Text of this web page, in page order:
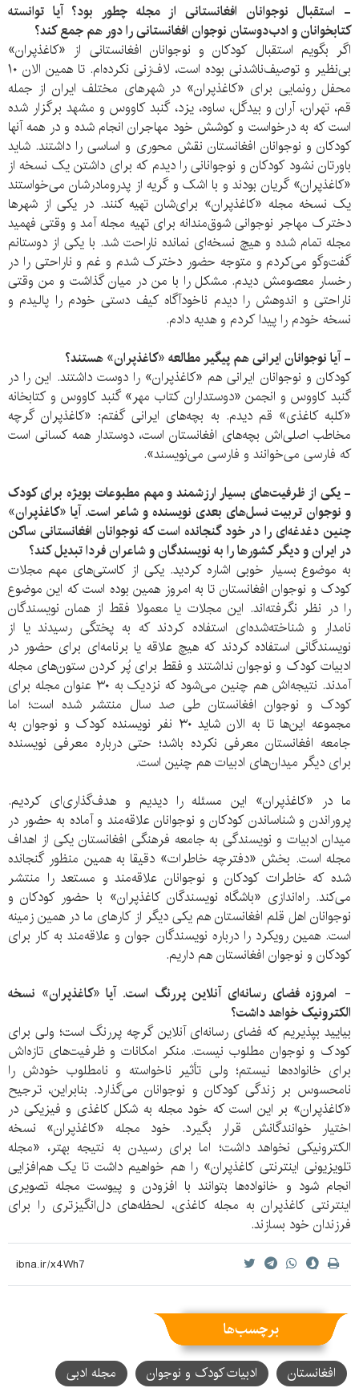
- استقبال نوجوانان افغانستانی از مجله چطور بود؟ آیا توانسته
کتابخوانان و ادب‌دوستان نوجوان افغانستانی را دور هم جمع کند؟
اگر بگویم استقبال کودکان و نوجوانان افغانستانی از «کاغذپران»
بی‌نظیر و توصیف‌ناشدنی بوده است، لاف‌زنی نکرده‌ام. تا همین الان ۱۰
محفل رونمایی برای «کاغذپران» در شهرهای مختلف ایران از جمله
قم، تهران، آران و بیدگل، ساوه، یزد، گنبد کاووس و مشهد برگزار شده
است که به درخواست و کوشش خود مهاجران انجام شده و در همه آنها
کودکان و نوجوانان افغانستان نقش محوری و اساسی را داشتند. شاید
باورتان نشود کودکان و نوجوانانی را دیدم که برای داشتن یک نسخه از
«کاغذپران» گریان بودند و با اشک و گریه از پدرومادرشان می‌خواستند
یک نسخه مجله «کاغذپران» برای‌شان تهیه کنند. در یکی از شهرها
دخترک مهاجر نوجوانی شوق‌مندانه برای تهیه مجله آمد و وقتی فهمید
مجله تمام شده و هیچ نسخه‌ای نمانده ناراحت شد. با یکی از دوستانم
گفت‌وگو می‌کردم و متوجه حضور دخترک شدم و غم و ناراحتی را در
رخسار معصومش دیدم. مشکل را با من در میان گذاشت و من وقتی
ناراحتی و اندوهش را دیدم ناخودآگاه کیف دستی‌ خودم را پالیدم و
نسخه خودم را پیدا کردم و هدیه دادم.
- آیا نوجوانان ایرانی هم پیگیر مطالعه «کاغذپران» هستند؟
کودکان و نوجوانان ایرانی هم «کاغذپران» را دوست داشتند. این را در
گنبد کاووس و انجمن «دوستداران کتاب مهر» گنبد کاووس و کتابخانه
«کلبه کاغذی» قم دیدم. به بچه‌های ایرانی گفتم: «کاغذپران گرچه
مخاطب اصلی‌اش بچه‌های افغانستان است، دوستدار همه کسانی است
که فارسی می‌خوانند و فارسی می‌نویسند».
- یکی از ظرفیت‌های بسیار ارزشمند و مهم مطبوعات بویژه برای کودک
و نوجوان تربیت نسل‌های بعدی نویسنده و شاعر است. آیا «کاغذپران»
چنین دغدغه‌ای را در خود گنجانده است که نوجوانان افغانستانی ساکن
در ایران و دیگر کشورها را به نویسندگان و شاعران فردا تبدیل کند؟
به موضوع بسیار خوبی اشاره کردید. یکی از کاستی‌های مهم مجلات
کودک و نوجوان افغانستان تا به امروز همین بوده است که این موضوع
را در نظر نگرفته‌اند. این مجلات یا معمولا فقط از همان نویسندگان
نامدار و شناخته‌شده‌ای استفاده کردند که به پختگی رسیدند یا از
نویسندگانی استفاده کردند که هیچ علاقه یا برنامه‌ای برای حضور در
ادبیات کودک و نوجوان نداشتند و فقط برای پُر کردن ستون‌های مجله
آمدند. نتیجه‌اش هم چنین می‌شود که نزدیک به ۳۰ عنوان مجله برای
کودک و نوجوان افغانستان طی صد سال منتشر شده است؛ اما
مجموعه این‌ها تا به الان شاید ۳۰ نفر نویسنده کودک و نوجوان به
جامعه افغانستان معرفی نکرده باشد؛ حتی درباره معرفی نویسنده
برای دیگر میدان‌های ادبیات هم چنین است.
ما در «کاغذپران» این مسئله را دیدیم و هدف‌گذاری‌ای کردیم.
پروراندن و شناساندن کودکان و نوجوانان علاقه‌مند و آماده به حضور در
میدان ادبیات و نویسندگی به جامعه فرهنگی افغانستان یکی از اهداف
مجله است. بخش «دفترچه خاطرات» دقیقا به همین منظور گنجانده
شده که خاطرات کودکان و نوجوانان علاقه‌مند و مستعد را منتشر
می‌کند. راه‌اندازی «باشگاه نویسندگان کاغذپران» با حضور کودکان و
نوجوانان اهل قلم افغانستان هم یکی دیگر از کارهای ما در همین زمینه
است. همین رویکرد را درباره نویسندگان جوان و علاقه‌مند به کار برای
کودکان و نوجوان افغانستان هم داریم.
- امروزه فضای رسانه‌ای آنلاین پررنگ است. آیا «کاغذپران» نسخه
الکترونیک خواهد داشت؟
بیایید بپذیریم که فضای رسانه‌ای آنلاین گرچه پررنگ است؛ ولی برای
کودک و نوجوان مطلوب نیست. منکر امکانات و ظرفیت‌های تازه‌اش
برای خانواده‌ها نیستم؛ ولی تأثیر ناخواسته و نامطلوب خودش را
نامحسوس بر زندگی کودکان و نوجوانان می‌گذارد. بنابراین، ترجیح
«کاغذپران» بر این است که خود مجله به شکل کاغذی و فیزیکی در
اختیار خوانندگانش قرار بگیرد. خود مجله «کاغذپران» نسخه
الکترونیکی نخواهد داشت؛ اما برای رسیدن به نتیجه بهتر، «مجله
تلویزیونی اینترنتی کاغذپران» را هم خواهیم داشت تا یک هم‌افزایی
انجام شود و خانواده‌ها بتوانند با افزودن و پیوست مجله تصویری
اینترنتی کاغذپران به مجله کاغذی، لحظه‌های دل‌انگیزتری را برای
فرزندان خود بسازند.
برچسب‌ها
افغانستان ادبیات کودک و نوجوان مجله ادبی